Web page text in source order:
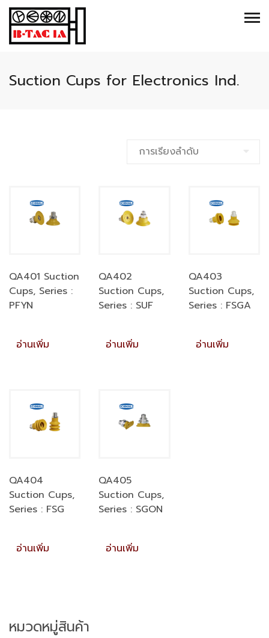
Suction Cups for Electronics Ind.
QA401 Suction
Cups, Series :
PFYN
อ่านเพิ่ม
QA402
Suction Cups,
Series : SUF
อ่านเพิ่ม
QA403
Suction Cups,
Series : FSGA
อ่านเพิ่ม
QA404
Suction Cups,
Series : FSG
อ่านเพิ่ม
QA405
Suction Cups,
Series : SGON
อ่านเพิ่ม
หมวดหมู่สินค้า